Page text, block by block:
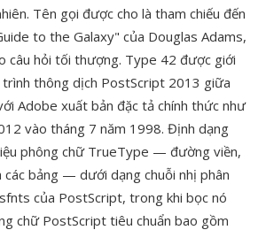
Tên gọi được cho là tham chiếu đến
to the Galaxy" của Douglas Adams,
câu hỏi tối thượng. Type 42 được giới
thông dịch PostScript 2013 giữa
Adobe xuất bản đặc tả chính thức như
vào tháng 7 năm 1998. Định dạng
phông chữ TrueType — đường viền,
các bảng — dưới dạng chuỗi nhị phân
của PostScript, trong khi bọc nó
chữ PostScript tiêu chuẩn bao gồm